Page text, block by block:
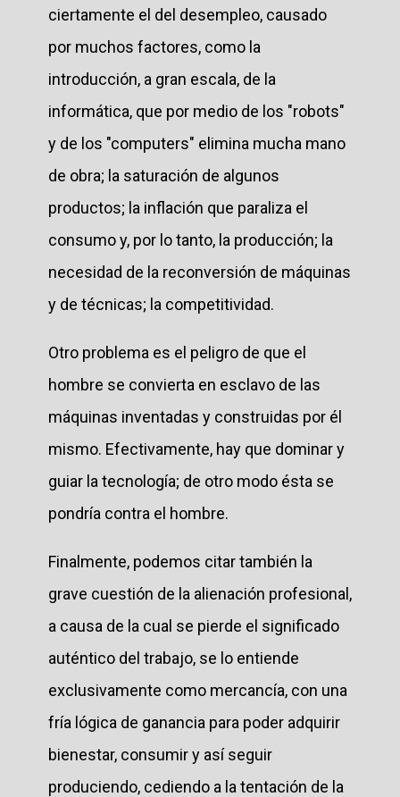
ciertamente el del desempleo, causado
por muchos factores, como la
introducción, a gran escala, de la
informática, que por medio de los "robots"
y de los "computers" elimina mucha mano
de obra; la saturación de algunos
productos; la inflación que paraliza el
consumo y, por lo tanto, la producción; la
necesidad de la reconversión de máquinas
y de técnicas; la competitividad.
Otro problema es el peligro de que el
hombre se convierta en esclavo de las
máquinas inventadas y construidas por él
mismo. Efectivamente, hay que dominar y
guiar la tecnología; de otro modo ésta se
pondría contra el hombre.
Finalmente, podemos citar también la
grave cuestión de la alienación profesional,
a causa de la cual se pierde el significado
auténtico del trabajo, se lo entiende
exclusivamente como mercancía, con una
fría lógica de ganancia para poder adquirir
bienestar, consumir y así seguir
produciendo, cediendo a la tentación de la